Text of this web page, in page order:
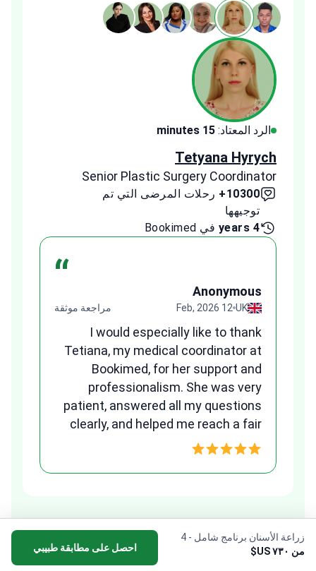
زراعة الأسنان برنامج شامل - 4
من ٧٣٠ US$
احصل على مطابقة طبيبي
الرد المعتاد: 15 minutes
Tetyana Hyrych
Senior Plastic Surgery Coordinator
10300+
رحلات المرضى التي تم
توجيهها
4 years
في Bookimed
“ Anonymous
UK
12 Feb, 2026 مراجعة موثقة
I would especially like to thank
Tetiana, my medical coordinator at
Bookimed, for her support and
professionalism. She was very
patient, answered all my questions
clearly, and helped me reach a fair
and transparent agreement. Her
you are the best!!!